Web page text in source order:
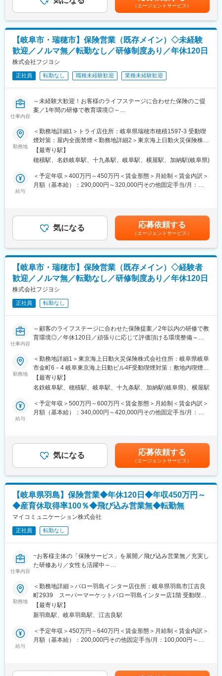
保険証券の到着確認、保険証券の見方のご案内、ご契約内容の再
く、お客さまやそのご家族・知人と長い関係性を築ける仕事で
す。
■チーム組織構成
「ほけんの窓口」は、少ない店舗でも4名、多い店舗では10名以
上のスタッフが在籍。ご来店の空き時間を使って事例共有やロー
ルプレイングを行うなど、常に社員のスキルアップに取り組んで
います。未経験入社が多いため、質問のしやすい雰囲気です。
変更の範囲：会社の定める業務
をお任せいたします。
教育、結婚、出産、老後など日々の暮らしの中で生じるお悩みに
対し、郵便局と一体となった地域密着のサービスを活かしなが
ら、一人ひとりに寄り添ったご案内・ご相談対応を行います。
例）1日の流れ：
8:30始業／9:00訪問準備～訪問※契約内容のご説明等など
12:00昼食／13:00訪問
16:00帰社（翌日以降の訪問準備・事務作業）／17:15退社
郵便局の制服を着用しているため、お話を聞いていただきやす
く、アポイント取得や訪問時のハードルが低い点も特徴です。
「あなたに相談したい」「お願いしてよかった」といった言葉を
いただけたときに、大きな達成感とやりがいを感じられます。
また原付での営業活動が基本のため、入社後の研修で安全に運転
できるようサポートします。
段階的に成長可能。ほかにもキャリアチャレンジ制度による他分
野への挑戦など、多彩なキャリアがあります。
■モデル年収
主任：450～670万円（在職最年少26歳）／課長代理：500～850
万円（在職最年少30歳）
課長・担当課長：690～850万円（在職最年少35歳）／管理職：
800～1,000万円超（在職最年少37歳）
変更の範囲：会社の定める業務
内規程に基づき決定します。■昇給：年1回／賞与：年2回賃金は
あくまでも目安の金額であり、選考を通じて上下する可能性があ
ります。月給(月額)は固定手当を含めた表記です。
（エージェントサービス）
【岐阜市・瑞穂市】保険営業（既存メイン）◇未経験
歓迎／ノルマ無／転勤なし／研修制度あり／年休120日
株式会社フジヨシ
正社員 転勤なし 職種未経験歓迎 業種未経験歓迎
仕事内容
～未経験大歓迎！お客様のライフステージに合わせた保険のご提
案／1年間の研修で教育環境◎～
部機関による内部監査などを実施し、業務品質向上に力を入れて
きました。その結果、保険会社から重要代理店として認められ、
保険会社からの提携先案件が急増しています。自己新規開拓は少
なく、提携先周りを重視しております。
■業務内容
保険の新規加入または見直しをご検討するお客様に、ライフスタ
客様の情報提供あり、訪問先に困ることが無いように配慮してい
ます。
■業務の特徴
＜営業１日の流れ＞
09:00 朝礼で前日の事案や重要スケジュールを共有
10:00 自動車保険の満期を迎えたA様宅を訪問。iPadにて更新手
続き
11:00 お客さまから自動車事故の連絡があり現場対応
12:00 事務所にて昼食＆休憩
13:00 お子様が誕生したお客様B様から生命保険の相談があり訪
問
ーを手配
16:00 資産運用の相談があったお客さまC様宅を訪問。ドル建て
商品をご提案
17:00 事務所に戻り当日の対応記録をPCに入力。翌日の準備
■入社後の流れ
ご入社後は、2か月の本社研修後1年間【東京海上日動火災保険株
・勤務地：岐阜県岐阜市金町6－4 岐阜東京海上日動ビル4F
・事業内容：新規開拓や出向先からの紹介顧客の対応、同社の顧
客の対応などを行って頂きます。
※業務内容は上記内容と同じです
■企業魅力
残業は月平均20~30時間程／土日は会社が閉まっておりますが、
顧客との予定の調整上訪問などが発生する事も御座います。
給与は、基本給＋業績給となっていますが基本給の割合が大きい
ため安定した金額を保証。勿論頑張った分はしっかり業績給に反
変更の範囲：会社の定める業務
勤務地
＜勤務地詳細1＞トライ店住所：岐阜県瑞穂市穂積1597-3 受動喫
煙対策：屋内全面禁煙＜勤務地詳細2＞東京海上日動火災保険株式
会社住所：岐阜県岐阜市金町6－4 岐阜東京海上日動ビル4F受動喫
煙対策：敷地内喫煙可能場所あり変更の範囲：会社の定める事業
【最寄り駅】
穂積駅、名鉄岐阜駅、十九条駅、岐阜駅、横屋駅、加納駅(岐阜県)
給与
＜予定年収＞400万円～450万円＜賃金形態＞月給制＜賃金内訳＞
月額（基本給）：290,000円～320,000円その他固定手当/月：
モデル年収>・29歳（4年目）：480万円・42歳（4年目）：600万
円※想定年収について：前職保証有り前職の給与を考慮し想定年収
を算出致します。賃金はあくまでも目安の金額であり、選考を通
じて上下する可能性があります。月給(月額)は固定手当を含めた表
記です。
気になる 応募依頼する
（エージェントサービス）
【岐阜市・瑞穂市】保険営業（既存メイン）◇経験者
歓迎／ノルマ無／転勤なし／研修制度あり／年休120日
株式会社フジヨシ
正社員 転勤なし
仕事内容
～顧客のライフステージに合わせた保険提案／2年以内の研修で教
育環境◎／年休120日／頑張りに応じて評価頂ける環境整備～
■業務内容
保険の新規加入・見直しをご検討するお客様に、ライフスタイル
や人生設計・お困りごとを伺い、新たなご提案や更新フォローな
どを行います。
研修中は保険会社から住宅支援機構の火災保険の満期を迎えるお
客様の情報提供あり、訪問先に困ることが無いように配慮してい
ます。
■業務の特徴
担当顧客の7割が個人顧客で3割が法人顧客です。
09時 朝礼で前日の事案や重要スケジュールを共有
10時 自動車保険の満期を迎えたA様宅を訪問。iPadにて更新手
続き
11時 お客さまから自動車事故の連絡があり現場対応
12時 事務所にて昼食＆休憩
13時 お子様が誕生したお客様B様から生命保険の相談があり訪
問
15時 法人のお客さま株式会社C様の社有車が故障のためレッカ
ーを手配
16時 資産運用の相談があったお客さまC様宅を訪問。ドル建て
17時 事務所に戻り当日の対応記録をPCに入力。翌日の準備
■入社後の流れ
ご入社後は1週間ほどの本社研修後1年～2年間【東京海上日動火
で頂きます。
場所は岐阜駅から近い為お引越しを伴うようなことは御座いませ
勤務地
＜勤務地詳細1＞東京海上日動火災保険株式会社住所：岐阜県岐阜
市金町6－4 岐阜東京海上日動ビル4F受動喫煙対策：敷地内喫煙可
能場所あり＜勤務地詳細2＞トライ店住所：岐阜県瑞穂市穂積
1597-3 受動喫煙対策：屋内全面禁煙変更の範囲：会社の定める事
【最寄り駅】
名鉄岐阜駅、穂積駅、岐阜駅、十九条駅、加納駅(岐阜県)、横屋駅
給与
＜予定年収＞500万円～600万円＜賃金形態＞月給制＜賃金内訳＞
月額（基本給）：340,000円～420,000円その他固定手当/月：
モデル年収>・29歳（4年目）：480万円・42歳（4年目）：600万
円※想定年収について：前職保証有り前職の給与を考慮し想定年収
を算出致します。賃金はあくまでも目安の金額であり、選考を通
じて上下する可能性があります。月給(月額)は固定手当を含めた表
記です。
気になる 応募依頼する
（エージェントサービス）
【岐阜県羽島】保険営業◆年休120日◆年収450万円～
◆産育休取得率100％◆飛び込み営業無◆転勤無
マイコミュニケーション株式会社
正社員 転勤なし
仕事内容
~お客様主体の「保険サービス」を展開／飛び込み営業無／充実し
た研修あり／女性も活躍中～
■業務内容：
来店型保険サービスショップ『保険ほっとライン』にて、個人の
お客様対応をお任せします。
■業務詳細：
（1）既契約者フォロー 給付、保全など
当社では、保険のお支払いまでしっかり対応することを大切にし
（2）保険についてのご相談対応
勤務地
＜勤務地詳細＞バロー羽島インター店住所：岐阜県羽島市江吉良
町2939 スーパーマーケットバロー羽島インター店1階 受動喫煙
対策：屋内全面禁煙
【最寄り駅】
新羽島駅、岐阜羽島駅、江吉良駅
給与
＜予定年収＞450万円～640万円＜賃金形態＞月給制＜賃金内訳＞
月額（基本給）：200,000円その他固定手当/月：100,000円～